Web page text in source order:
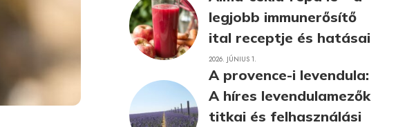
legjobb immunerősítő
ital receptje és hatásai
2026. JÚNIUS 1.
A provence-i levendula:
A híres levendulamezők
titkai és felhasználási